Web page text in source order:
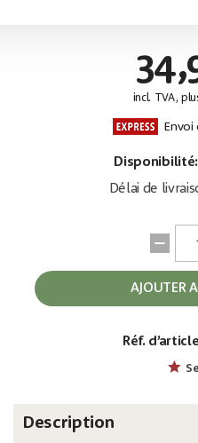
incl. TVA,
Envoi
Disponibilité:
Délai de
AJOUTER
Réf.
Description